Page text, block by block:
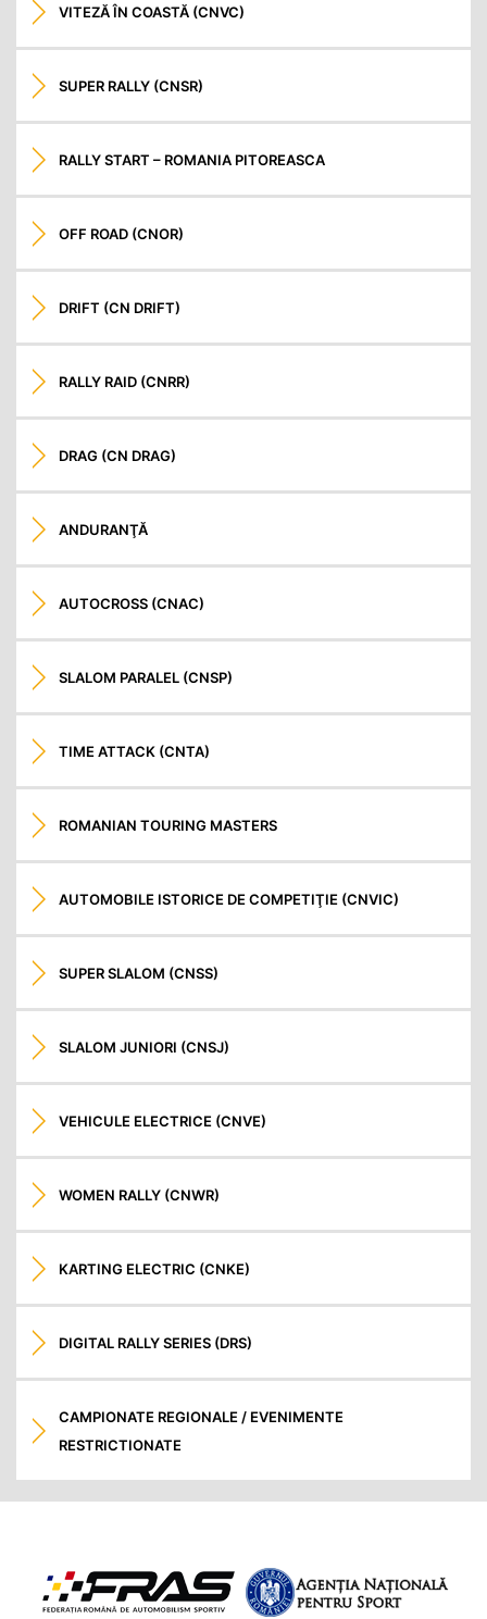
VITEZĂ ÎN COASTĂ (CNVC)
SUPER RALLY (CNSR)
RALLY START – ROMANIA PITOREASCA
OFF ROAD (CNOR)
DRIFT (CN DRIFT)
RALLY RAID (CNRR)
DRAG (CN DRAG)
ANDURANŢĂ
AUTOCROSS (CNAC)
SLALOM PARALEL (CNSP)
TIME ATTACK (CNTA)
ROMANIAN TOURING MASTERS
AUTOMOBILE ISTORICE DE COMPETIŢIE (CNVIC)
SUPER SLALOM (CNSS)
SLALOM JUNIORI (CNSJ)
VEHICULE ELECTRICE (CNVE)
WOMEN RALLY (CNWR)
KARTING ELECTRIC (CNKE)
DIGITAL RALLY SERIES (DRS)
CAMPIONATE REGIONALE / EVENIMENTE
RESTRICTIONATE